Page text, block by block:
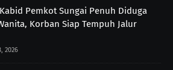
Pemkot Sungai Penuh Diduga
Korban Siap Tempuh Jalur
2026